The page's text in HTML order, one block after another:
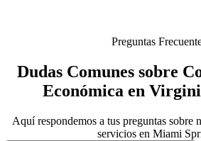
Preguntas
Dudas Comunes sobre
Económica en
Aquí respondemos a tus preguntas sobre
servicios en Miami